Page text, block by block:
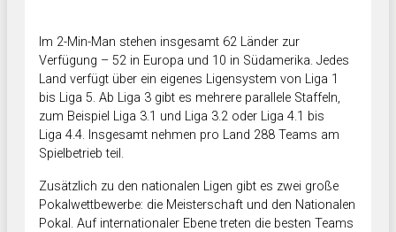
Im 2-Min-Man stehen insgesamt 62 Länder zur
Verfügung – 52 in Europa und 10 in Südamerika. Jedes
Land verfügt über ein eigenes Ligensystem von Liga 1
bis Liga 5. Ab Liga 3 gibt es mehrere parallele Staffeln,
zum Beispiel Liga 3.1 und Liga 3.2 oder Liga 4.1 bis
Liga 4.4. Insgesamt nehmen pro Land 288 Teams am
Spielbetrieb teil.
Zusätzlich zu den nationalen Ligen gibt es zwei große
Pokalwettbewerbe: die Meisterschaft und den Nationalen
Pokal. Auf internationaler Ebene treten die besten Teams